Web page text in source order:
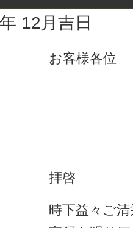
12月吉日
お客様各位
拝啓
時下益々ご